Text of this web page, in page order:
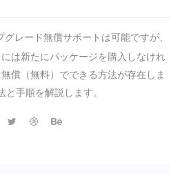
レード無償サポートは可能ですが、
は新たにパッケージを購入しなけれ
償（無料）でできる方法が存在しま
と手順を解説します。